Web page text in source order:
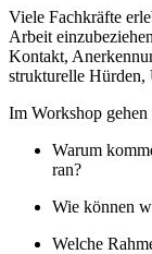
Viele Fachkräfte
Arbeit
Kontakt,
strukturelle Hürden,
Im Workshop
Warum
ran?
Wie können
Welche